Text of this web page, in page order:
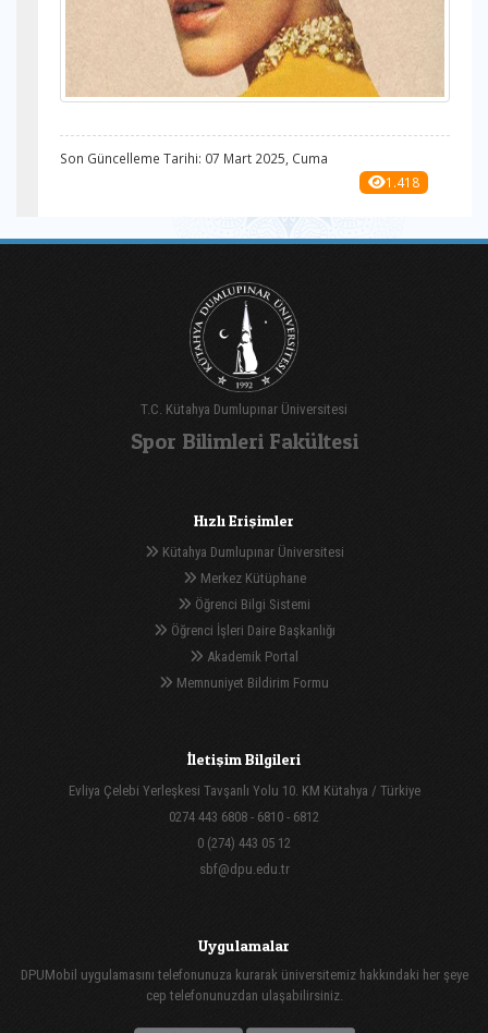
Son Güncelleme Tarihi: 07 Mart 2025, Cuma
1.418
T.C. Kütahya Dumlupınar Üniversitesi
Spor Bilimleri Fakültesi
Hızlı Erişimler
Kütahya Dumlupınar Üniversitesi
Merkez Kütüphane
Öğrenci Bilgi Sistemi
Öğrenci İşleri Daire Başkanlığı
Akademik Portal
Memnuniyet Bildirim Formu
İletişim Bilgileri
Evliya Çelebi Yerleşkesi Tavşanlı Yolu 10. KM Kütahya / Türkiye
0274 443 6808 - 6810 - 6812
0 (274) 443 05 12
sbf@dpu.edu.tr
Uygulamalar
DPUMobil uygulamasını telefonunuza kurarak üniversitemiz hakkındaki her şeye
cep telefonunuzdan ulaşabilirsiniz.